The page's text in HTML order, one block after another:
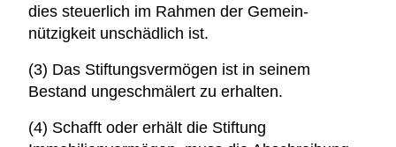
dies steuerlich im Rahmen der Gemein­
nützigkeit unschädlich ist.
(3) Das Stiftungsvermögen ist in seinem
Bestand ungeschmälert zu erhalten.
(4) Schafft oder erhält die Stiftung